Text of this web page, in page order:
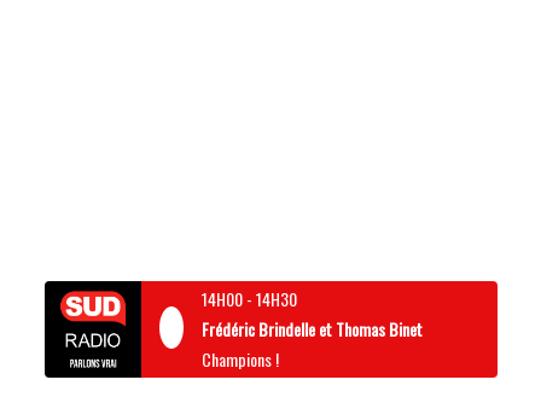
14H00-14H30
Frédéric Brindelle et Thomas Binet
Champions !